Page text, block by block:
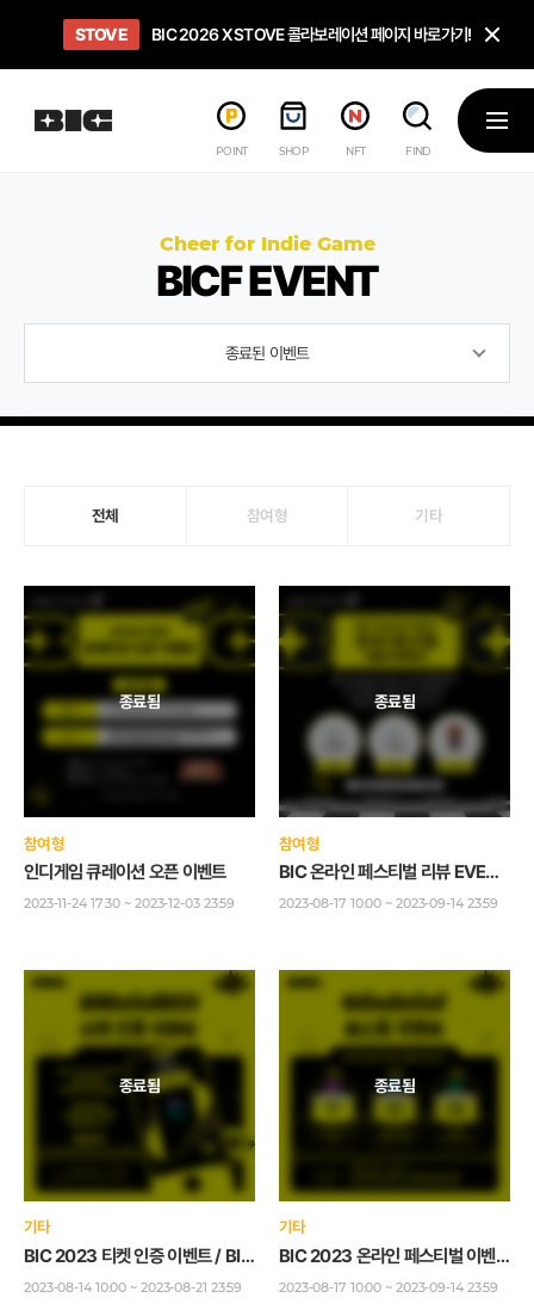
OPEN BIC 2026 STEAM SALE PAGE
STOVE BIC 2026 X STOVE 콜라보레이션 페이지 바로가기!
희망스튜디오 아이들에게 희망 버프 주고, 닌텐도 스위치2 받기!
GO TO 인디게임 테스트 베드 '비라운지' 바로가기!
GO TO '인디게임 큐레이션' 페이지 바로가기!
POINT SHOP NFT FIND
메뉴
Cheer for Indie Game
BICF EVENT
종료된 이벤트
전체 참여형 기타
참여형
인디게임 큐레이션 오픈 이벤트
2023-11-24 17:30 ~ 2023-12-03 23:59
참여형
BIC 온라인 페스티벌 리뷰 EVENT / Online Festival Review Event
2023-08-17 10:00 ~ 2023-09-14 23:59
기타
BIC 2023 티켓 인증 이벤트 / BIC 2023 Ticket Verification Event
2023-08-14 10:00 ~ 2023-08-21 23:59
기타
BIC 2023 온라인 페스티벌 이벤트 OPEN ! / BIC 2023 Online Festival Event OPEN !
2023-08-17 10:00 ~ 2023-09-14 23:59